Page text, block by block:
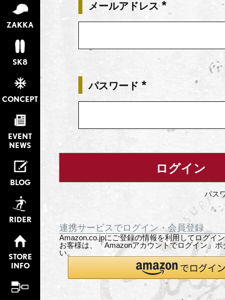
ZAKKA
SK8
CONCEPT
EVENT
NEWS
BLOG
RIDER
STORE
INFO
メールアドレス
(必
パスワード
ログイン
パス
連携サービスでログイン・会員登録
Amazon.co.jpにご登録の情報を利用してログイ
お客様は、「Amazonアカウントでログイン」
い。